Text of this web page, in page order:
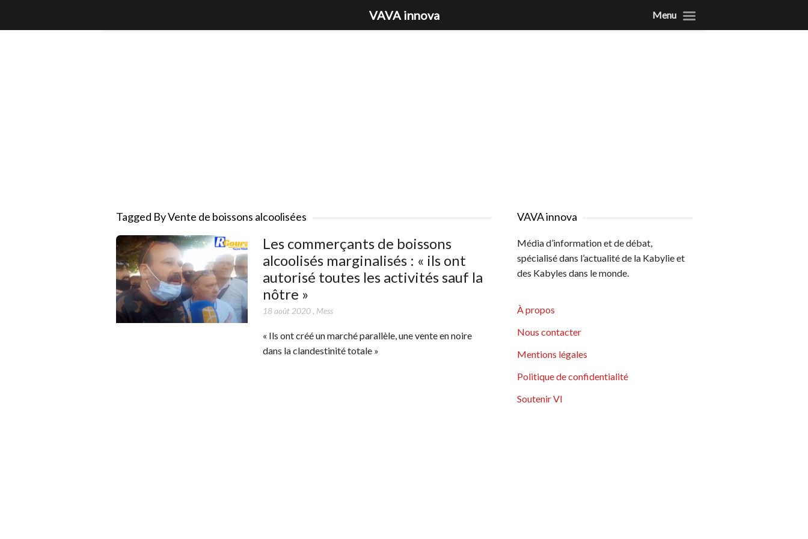
Tagged By Vente de boissons alcoolisées
Les commerçants de boissons
alcoolisés marginalisés : « ils ont
autorisé toutes les activités sauf la
nôtre »
18 août 2020, Mess
« Ils ont créé un marché parallèle, une vente en noire
dans la clandestinité totale »
VAVA innova
Média d’information et de débat,
spécialisé dans l’actualité de la Kabylie et
des Kabyles dans le monde.
À propos
Nous contacter
Mentions légales
Politique de confidentialité
Soutenir VI
VAVA innova Menu